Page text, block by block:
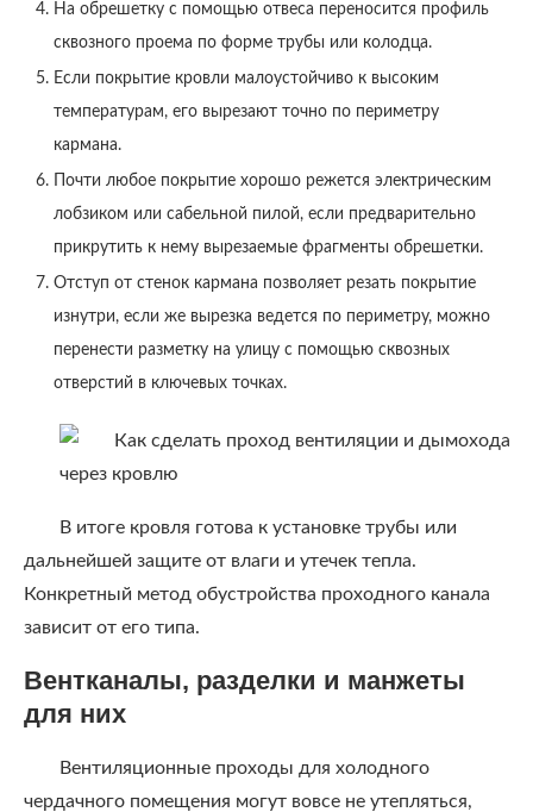
На обрешетку с помощью отвеса переносится профиль
сквозного проема по форме трубы или колодца.
Если покрытие кровли малоустойчиво к высоким
температурам, его вырезают точно по периметру
кармана.
Почти любое покрытие хорошо режется электрическим
лобзиком или сабельной пилой, если предварительно
прикрутить к нему вырезаемые фрагменты обрешетки.
Отступ от стенок кармана позволяет резать покрытие
изнутри, если же вырезка ведется по периметру, можно
перенести разметку на улицу с помощью сквозных
отверстий в ключевых точках.
В итоге кровля готова к установке трубы или
дальнейшей защите от влаги и утечек тепла.
Конкретный метод обустройства проходного канала
зависит от его типа.
Вентканалы, разделки и манжеты
для них
Вентиляционные проходы для холодного
чердачного помещения могут вовсе не утепляться,